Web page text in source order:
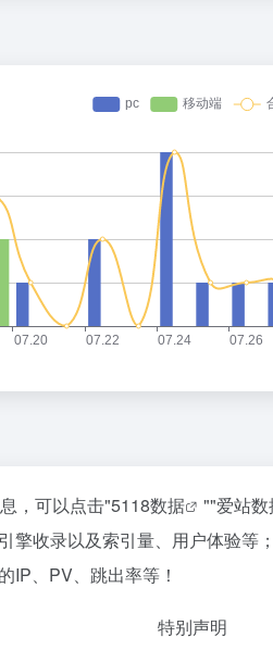
，可以点击"5118数据 ""爱站数
收录以及索引量、用户体验等
IP、PV、跳出率等！
特别声明